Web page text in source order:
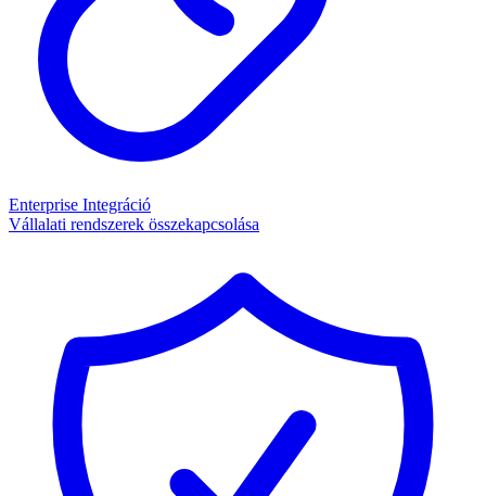
Enterprise Integráció
Vállalati rendszerek összekapcsolása